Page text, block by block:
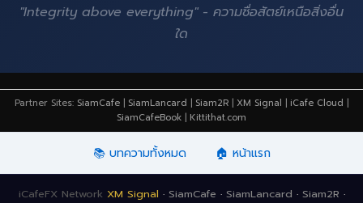
"Integrity above everything" - ความซื่อสัตย์เหนือสิ่งอื่น
ใด
Partner Sites: SiamCafe | SiamLancard | Siam2R | XM Signal | iCafe Cloud |
SiamCafeBook | Kittithat.com
📚 บทความทั้งหมด 🏠 หน้าแรก
iCafeFX Network XM Signal · SiamCafe · SiamLancard · Siam2R ·